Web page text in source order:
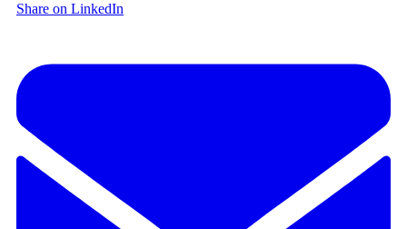
Share on LinkedIn